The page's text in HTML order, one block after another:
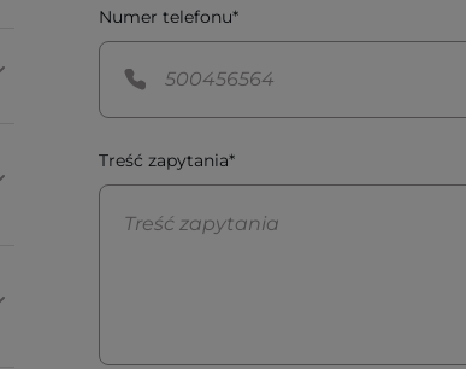
Numer telefonu*
Treść zapytania*